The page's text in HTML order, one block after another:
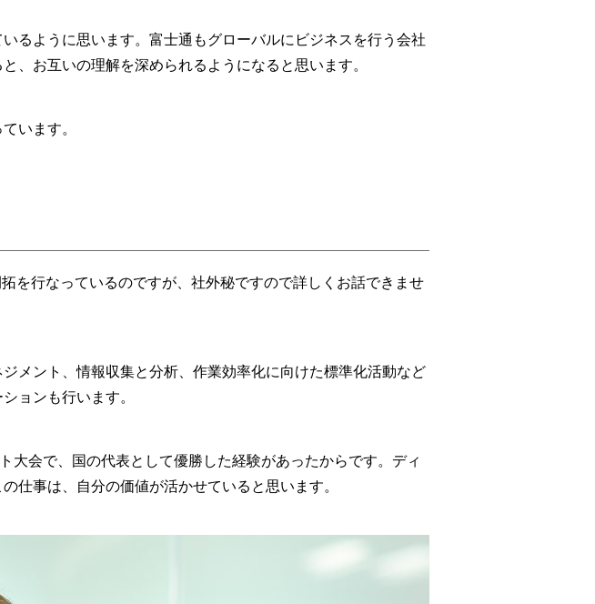
るように思います。富士通もグローバルにビジネスを行う会社
、お互いの理解を深められるようになると思います。
います。
を行なっているのですが、社外秘ですので詳しくお話できませ
メント、情報収集と分析、作業効率化に向けた標準化活動など
ョンも行います。
会で、国の代表として優勝した経験があったからです。ディ
仕事は、自分の価値が活かせていると思います。